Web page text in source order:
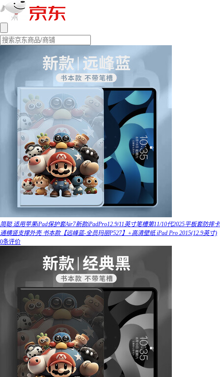
简聪 适用苹果iPad保护套Air7新款iPadPro12.9/11英寸笔槽第11/10代2025平板套防摔卡
通横竖支撑外壳 书本款【远峰蓝-全员玛丽P527】+高清壁纸 iPad Pro 2015(12.9英寸)
0条评价